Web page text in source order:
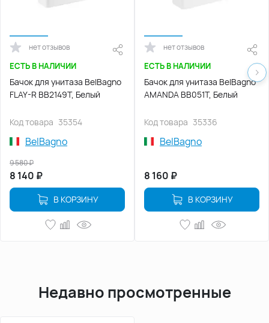
нет отзывов
ЕСТЬ В НАЛИЧИИ
Бачок для унитаза BelBagno
FLAY-R BB2149T, Белый
Код товара 35354
BelBagno
8 140 ₽
9 580₽
В КОРЗИНУ
нет отзывов
ЕСТЬ В НАЛИЧИИ
Бачок для унитаза BelBagno
AMANDA BB051T, Белый
Код товара 35336
BelBagno
8 160 ₽
В КОРЗИНУ
Недавно просмотренные